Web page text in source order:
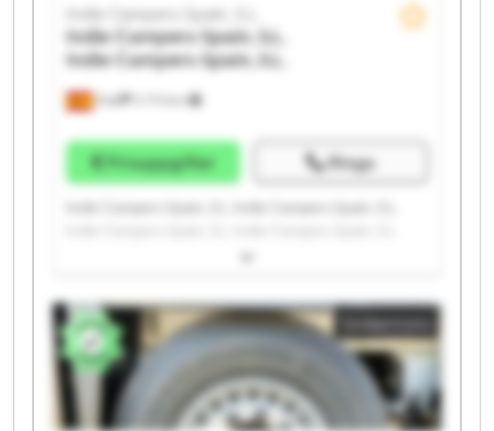
Elda
Indie Campers Spain, S.L.
Indie Campers Spain, S.L.
Indie Campers Spain, S.L.
Prisuppgifter Ringa
Indie Campers Spain, S.L. Indie Campers Spain, S.L.
Indie Campers Spain, S.L. Indie Campers Spain, S.L.
Indie Campers Spain, S.L. Indie Campers Spain, S.L.
Indie Campers Spain, S.L. Indie Campers Spain, S.L.
Indie Campers Spain, S.L. Indie Campers Spain, S.L.
Indie Campers Spain, S.L. Indie Campers Spain, S.L.
Indie Campers Spain, S.L. Indie Campers Spain, S.L.
Indie Campers Spain, S.L. Indie Campers Spain, S.L.
Småannons